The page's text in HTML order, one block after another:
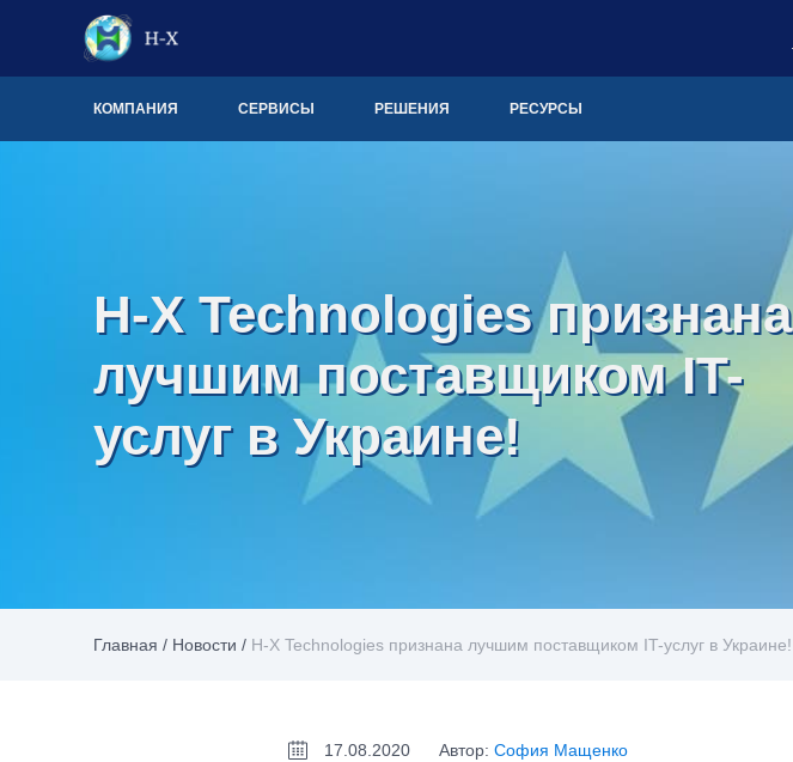
КОМПАНИЯ СЕРВИСЫ РЕШЕНИЯ РЕСУРСЫ
H-X Technologies признана
лучшим поставщиком IT-
услуг в Украине!
Главная / Новости / H-X Technologies признана лучшим поставщиком IT-услуг в Украине!
17.08.2020 Автор: София Мащенко